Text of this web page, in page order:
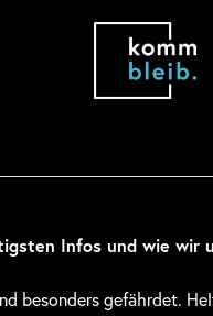
Infos und wie wir
besonders gefährdet.